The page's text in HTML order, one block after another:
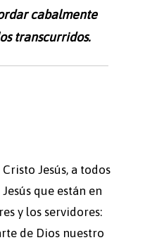
cabalmente
transcurridos.
Jesús, a todos
que están en
y los servidores:
de Dios nuestro